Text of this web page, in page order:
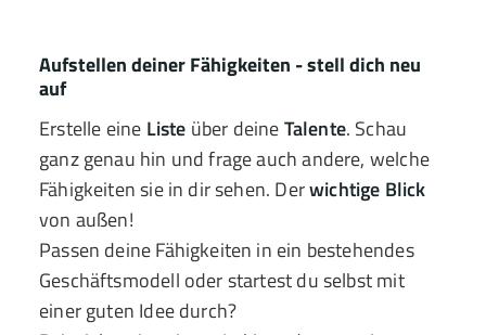
Aufstellen deiner Fähigkeiten - stell dich neu
auf
Erstelle eine Liste über deineTalente. Schau
ganz genau hin und frage auch andere, welche
Fähigkeiten sie in dir sehen. Derwichtige Blick
von außen!
Passen deine Fähigkeiten in ein bestehendes
Geschäftsmodell oder startest du selbst mit
einer guten Idee durch?